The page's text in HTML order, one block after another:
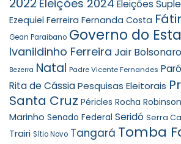
Eleições 2024 Eleições
Ezequiel Ferreira Fernanda Costa
Gean Paraibano Governo do
Ivanildinho Ferreira Jair Bolsonaro
Bezerra Natal Padre Vicente Fernandes
Rita de CássiaPesquisas Eleitorais
Santa Cruz Péricles Rocha
Marinho Senado Federal Seridó Serra
Trairi Sítio Novo Tangará Tomba